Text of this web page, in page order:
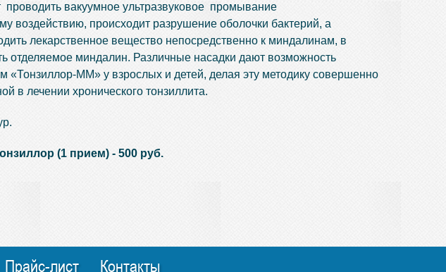
вакуумное ультразвуковое промывание
воздействию, происходит разрушение оболочки бактерий, а
лекарственное вещество непосредственно к миндалинам, в
отделяемое миндалин. Различные насадки дают возможность
«Тонзиллор-ММ» у взрослых и детей, делая эту методику совершенно
в лечении хронического тонзиллита.
(1 прием) - 500 руб.
Прайс-лист Контакты